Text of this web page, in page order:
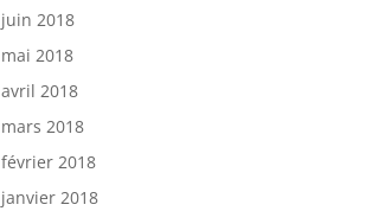
juin 2018
mai 2018
avril 2018
mars 2018
février 2018
janvier 2018